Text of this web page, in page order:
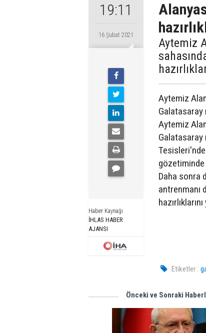
19:11
16 Şubat 2021
Haber Kaynağı
İHLAS HABER
AJANSI
Aytemiz
Aytemiz
Galatasaray
Aytemiz
Galatasaray
Tesisleri'nde
gözetiminde
Daha sonra
antrenmanı
Etiketler :
Önceki ve Sonraki